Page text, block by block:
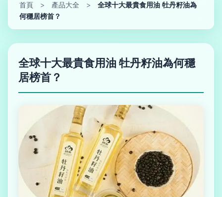
首頁 > 產品大全 >
全球十大最貴食用油 牡丹籽油為
何穩居榜首？
全球十大最貴食用油 牡丹籽油為何穩
居榜首？